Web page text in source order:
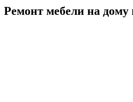
Ремонт мебели на дому